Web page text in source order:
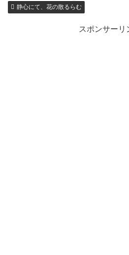
静心にて、花の散るらむ
スポンサーリ